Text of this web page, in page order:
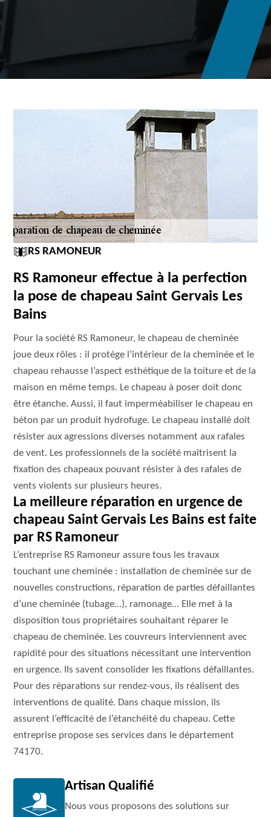
RS RAMONEUR
RS Ramoneur effectue à la perfection
la pose de chapeau Saint Gervais Les
Bains
Pour la société RS Ramoneur, le chapeau de cheminée
joue deux rôles : il protège l’intérieur de la cheminée et le
chapeau rehausse l’aspect esthétique de la toiture et de la
maison en même temps. Le chapeau à poser doit donc
être étanche. Aussi, il faut imperméabiliser le chapeau en
béton par un produit hydrofuge. Le chapeau installé doit
résister aux agressions diverses notamment aux rafales
de vent. Les professionnels de la société maîtrisent la
fixation des chapeaux pouvant résister à des rafales de
vents violents sur plusieurs heures.
La meilleure réparation en urgence de
chapeau Saint Gervais Les Bains est faite
par RS Ramoneur
L’entreprise RS Ramoneur assure tous les travaux
touchant une cheminée : installation de cheminée sur de
nouvelles constructions, réparation de parties défaillantes
d’une cheminée (tubage…), ramonage… Elle met à la
disposition tous propriétaires souhaitant réparer le
chapeau de cheminée. Les couvreurs interviennent avec
rapidité pour des situations nécessitant une intervention
en urgence. Ils savent consolider les fixations défaillantes.
Pour des réparations sur rendez-vous, ils réalisent des
interventions de qualité. Dans chaque mission, ils
assurent l’efficacité de l’étanchéité du chapeau. Cette
entreprise propose ses services dans le département
74170.
Artisan Qualifié
Nous vous proposons des solutions sur